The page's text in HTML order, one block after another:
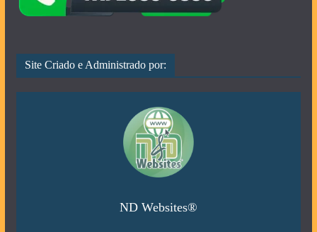
Site Criado e Administrado por:
ND Websites®